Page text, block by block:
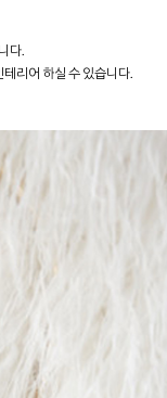
다.
리어 하실 수 있습니다.